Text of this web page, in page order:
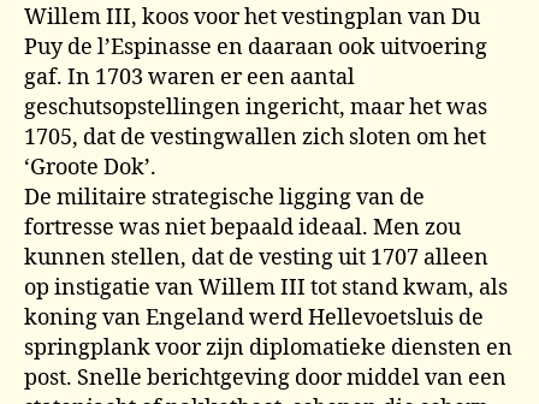
Willem III, koos voor het vestingplan van Du
Puy de l’Espinasse en daaraan ook uitvoering
gaf. In 1703 waren er een aantal
geschutsopstellingen ingericht, maar het was
1705, dat de vestingwallen zich sloten om het
‘Groote Dok’.
De militaire strategische ligging van de
fortresse was niet bepaald ideaal. Men zou
kunnen stellen, dat de vesting uit 1707 alleen
op instigatie van Willem III tot stand kwam, als
koning van Engeland werd Hellevoetsluis de
springplank voor zijn diplomatieke diensten en
post. Snelle berichtgeving door middel van een